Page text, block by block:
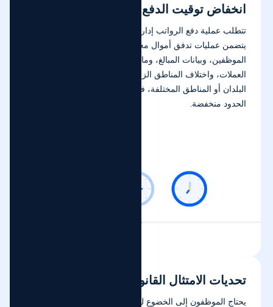
انخفاض توقيت الدفع عبر الحدود
تتطلب عملية دفع الرواتب إدارة عدد كبير من الفواتير، مما
يتضمن عمليات تدفق أموال معقدة، وربط عدد كبير من
الموظفين، وبيانات المبالغ، وما إلى ذلك. إضافة إلى تأثير تحويل
العملات، واختلاف المناطق الزمنية والمتطلبات التنظيمية بين
البلدان أو المناطق المختلفة، فإن سرعة وكفاءة المدفوعات عبر
الحدود منخفضة.
تحديات الامتثال القانوني
يحتاج الموظفون إلى الخضوع لفحوصات الائتمان قبل الانضمام